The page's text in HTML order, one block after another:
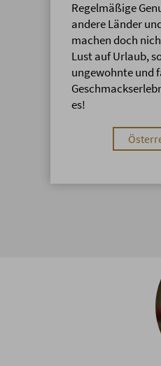
Regelmäßige
andere Länder
machen doch
Lust auf Urlaub,
ungewohnte und
es!